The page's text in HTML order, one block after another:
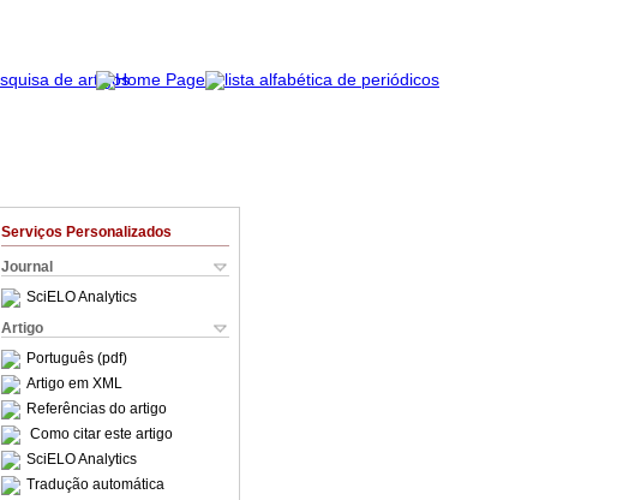
Serviços Personalizados
Journal
SciELO Analytics
Artigo
Português (pdf)
Artigo em XML
Referências do artigo
Como citar este artigo
SciELO Analytics
Tradução automática